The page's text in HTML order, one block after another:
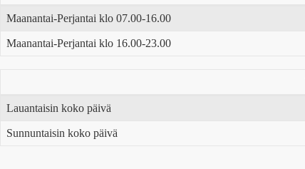
Maanantai-Perjantai klo 07.00-16.00
Maanantai-Perjantai klo 16.00-23.00
Lauantaisin koko päivä
Sunnuntaisin koko päivä